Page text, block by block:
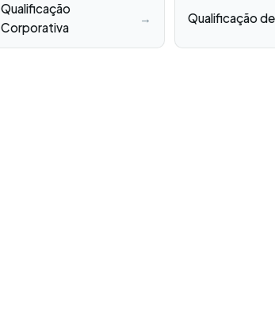
Qualificação
Corporativa
→ Qualificação